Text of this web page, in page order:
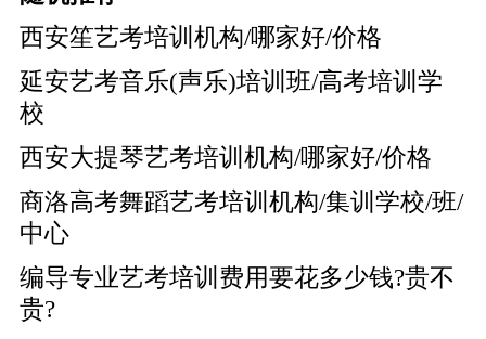
西安笙艺考培训机构/哪家好/价格
延安艺考音乐(声乐)培训班/高考培训学
校
西安大提琴艺考培训机构/哪家好/价格
商洛高考舞蹈艺考培训机构/集训学校/班/
中心
编导专业艺考培训费用要花多少钱?贵不
贵?